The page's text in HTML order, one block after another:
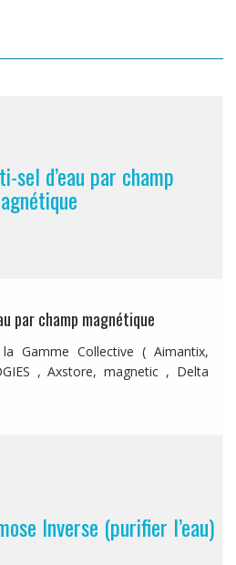
sel d’eau par champ
par champ magnétique
Gamme Collective ( Aimantix,
, Axstore, magnetic , Delta
Inverse (purifier l’eau)